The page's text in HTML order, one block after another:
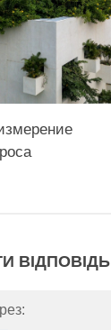
ВІДПОВІДЬ